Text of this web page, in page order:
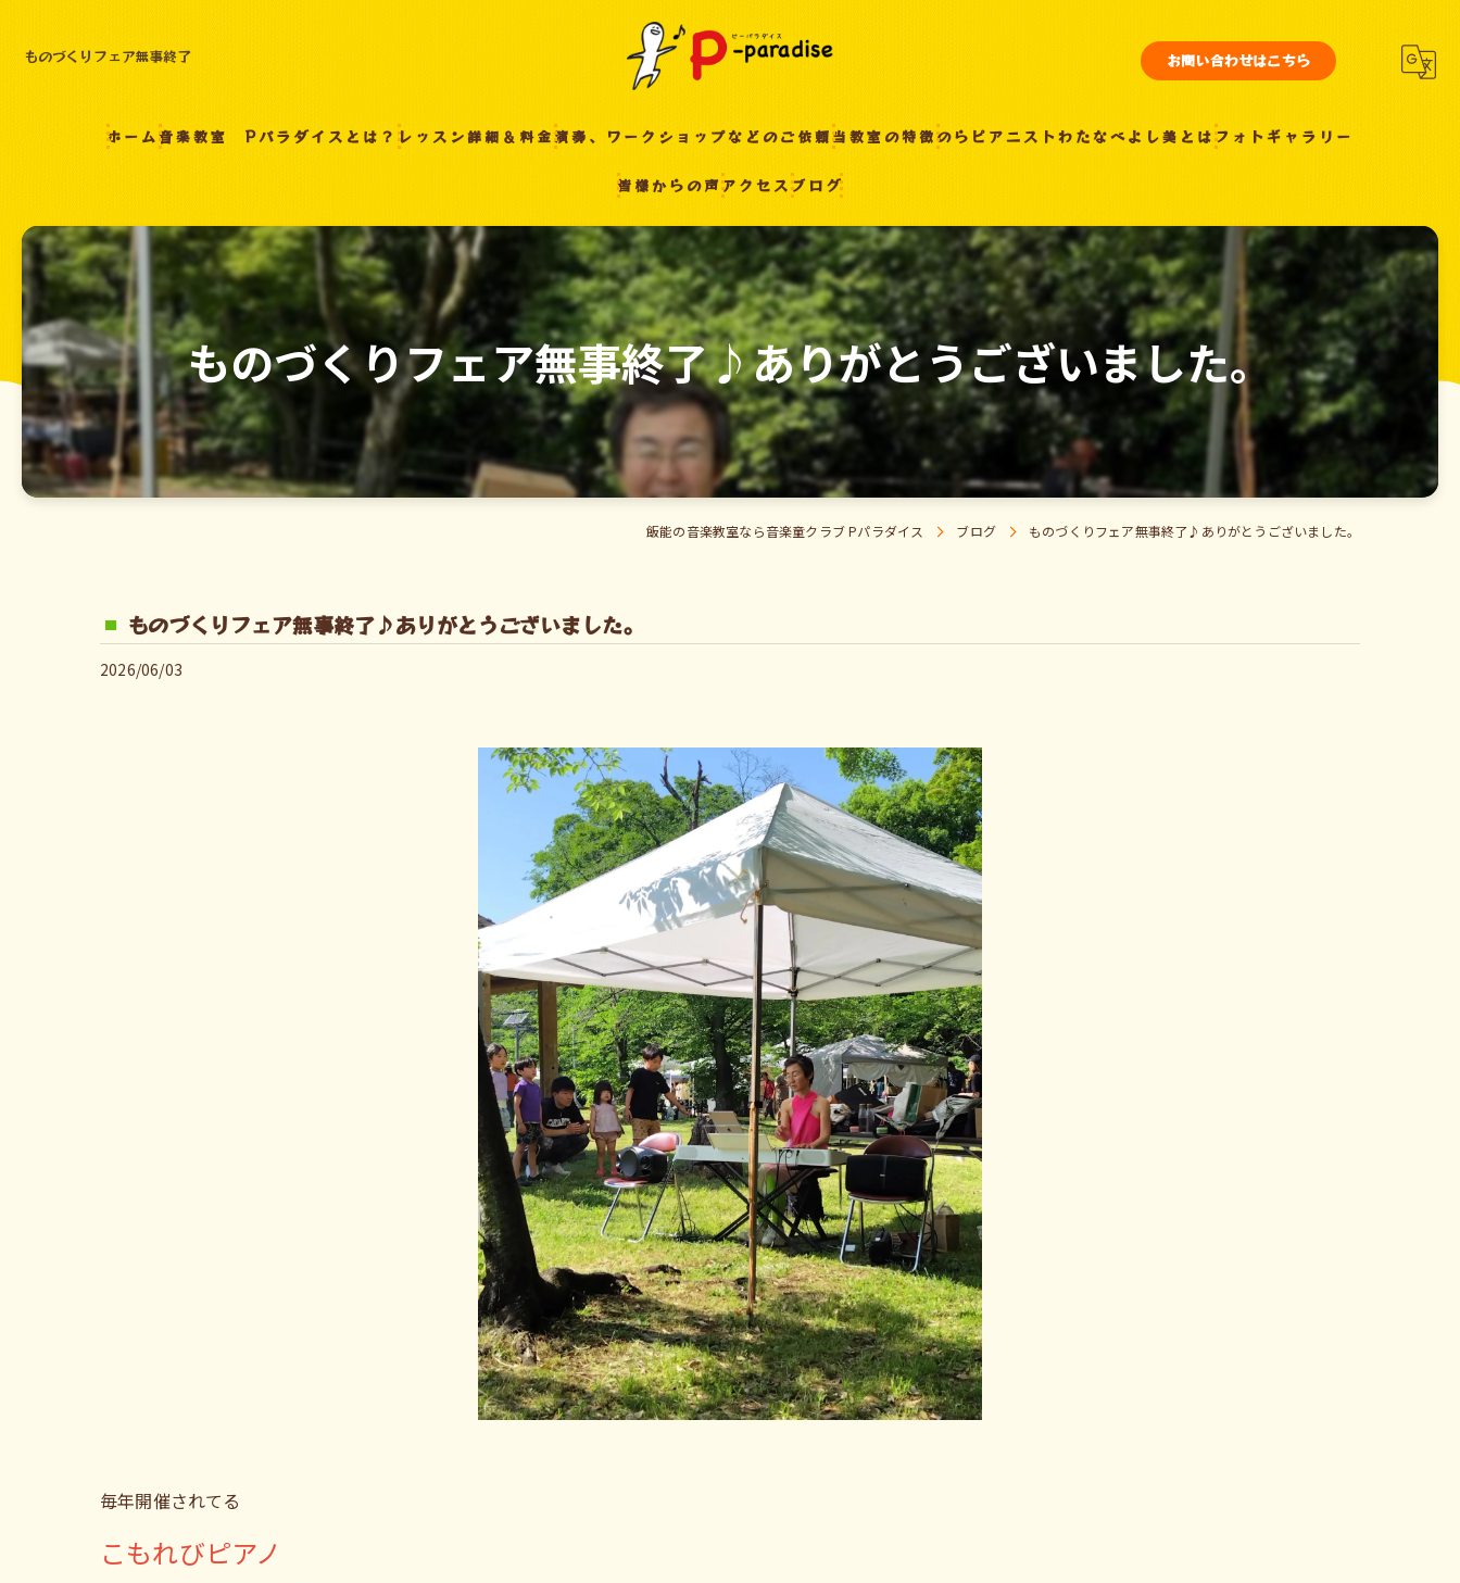
ものづくりフェア無事終了 お問い合わせはこちら
ホーム音楽教室 Pパラダイスとは？ レッスン詳細＆料金演奏、ワークショップなどのご依頼当教室の特徴
習い事
非認知能力
ピアノ
のらピアニストわたなべよし美とはフォトギャラリー
皆様からの声アクセスブログ
ものづくりフェア無事終了♪ありがとうございました。
飯能の音楽教室なら音楽童クラブ Pパラダイス ブログ ものづくりフェア無事終了♪ありがとうございました。
ものづくりフェア無事終了♪ありがとうございました。
2026/06/03
毎年開催されてる
こもれびピアノ